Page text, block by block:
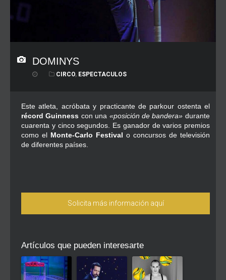
DOMINYS
CIRCO, ESPECTACULOS
Este atleta, acróbata y practicante de parkour ostenta el
récord Guinness con una «posición de bandera» durante
cuarenta y cinco segundos. Es ganador de varios premios
como el Monte-Carlo Festival o concursos de televisión
de diferentes países.
Solicita más información aquí
Artículos que pueden interesarte